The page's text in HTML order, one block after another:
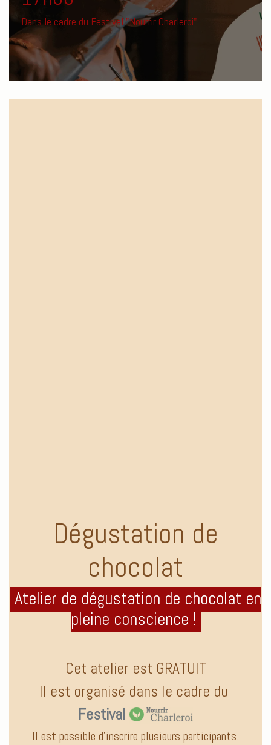
Dans le cadre du Festival "Nourrir Charleroi"
Dégustation de
chocolat
Atelier de dégustation de chocolat en
pleine conscience !
Cet atelier est GRATUIT
Il est organisé dans le cadre du
Festival
Il est possible d’inscrire plusieurs participants.